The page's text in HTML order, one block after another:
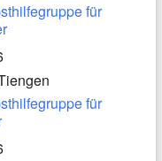
für
für